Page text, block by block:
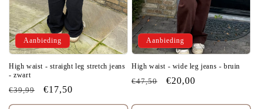
Aanbieding
High waist - straight leg stretch jeans
- zwart
Normale
prijs
€39,99 Aanbiedingsprijs
€17,50
Aanbieding
High waist - wide leg jeans - bruin
Normale
€47,50 Aanbiedingsprijs
€20,00